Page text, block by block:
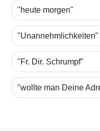
"heute morgen"
"Unannehmlichkeiten"
"Fr. Dir. Schrumpf"
"wollte man Deine